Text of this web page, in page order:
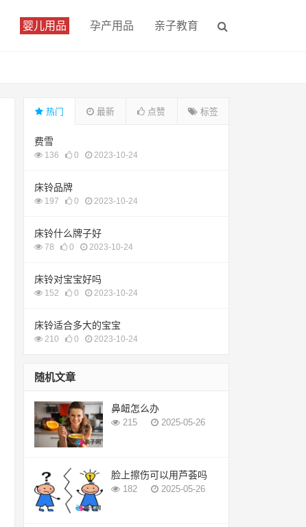
婴儿用品 孕产用品 亲子教育
热门 最新 点赞 标签
费雪
136 0 2023-10-24
床铃品牌
197 0 2023-10-24
床铃什么牌子好
78 0 2023-10-24
床铃对宝宝好吗
152 0 2023-10-24
床铃适合多大的宝宝
210 0 2023-10-24
随机文章
鼻衄怎么办
215 2025-05-26
脸上擦伤可以用芦荟吗
182 2025-05-26